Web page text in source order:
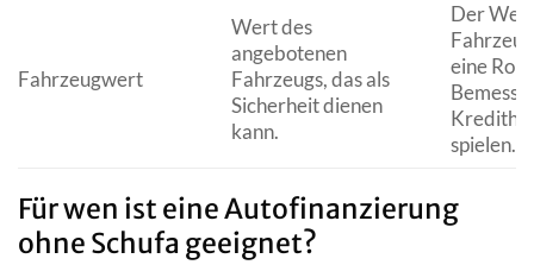
Fahrzeugwert
Wert des
angebotenen
Fahrzeugs, das als
Sicherheit dienen
kann.
Der
eine
spielen.
Für wen ist eine Autofinanzierung
ohne Schufa geeignet?